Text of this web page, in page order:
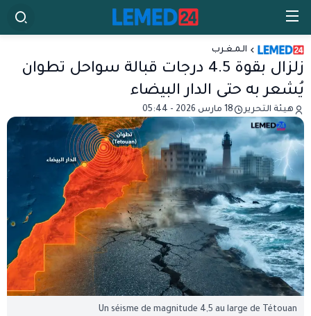
الـمـغـرب
زلزال بقوة 4.5 درجات قبالة سواحل تطوان
يُشعر به حتى الدار البيضاء
هيئة التحرير 18 مارس 2026 - 05:44
Un séisme de magnitude 4,5 au large de Tétouan